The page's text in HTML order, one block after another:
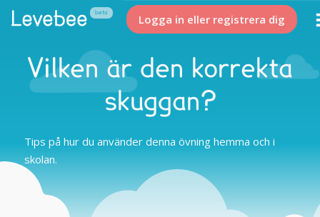
Logga in eller registrera dig
Vilken är den korrekta
skuggan?
Tips på hur du använder denna övning hemma och i
skolan.